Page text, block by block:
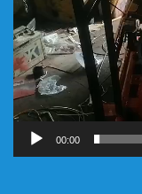
Video
00:00